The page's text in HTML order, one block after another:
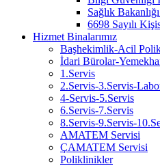
Sağlık
6698 Sayılı
Hizmet Binalarımız
Başhekimlik-Acil
İdari Bürolar-
1.Servis
2.Servis-3.Servis-
4-Servis-5.Servis
6.Servis-7.Servis
8.Servis-9.Servis-
AMATEM Servisi
ÇAMATEM Servisi
Poliklinikler